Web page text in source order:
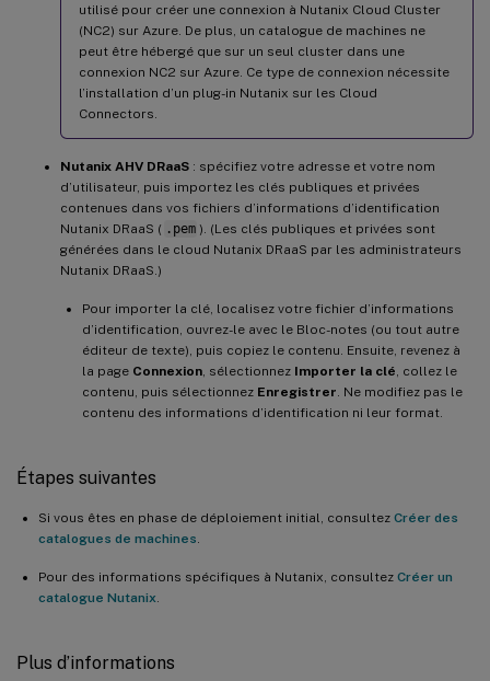
utilisé pour créer une connexion à Nutanix Cloud Cluster
(NC2) sur Azure. De plus, un catalogue de machines ne
peut être hébergé que sur un seul cluster dans une
connexion NC2 sur Azure. Ce type de connexion nécessite
l’installation d’un plug-in Nutanix sur les Cloud
Connectors.
Nutanix AHV DRaaS : spécifiez votre adresse et votre nom
d’utilisateur, puis importez les clés publiques et privées
contenues dans vos fichiers d’informations d’identification
Nutanix DRaaS ( .pem ). (Les clés publiques et privées sont
générées dans le cloud Nutanix DRaaS par les administrateurs
Nutanix DRaaS.)
Pour importer la clé, localisez votre fichier d’informations
d’identification, ouvrez-le avec le Bloc-notes (ou tout autre
éditeur de texte), puis copiez le contenu. Ensuite, revenez à
la page Connexion, sélectionnez Importer la clé, collez le
contenu, puis sélectionnez Enregistrer. Ne modifiez pas le
contenu des informations d’identification ni leur format.
Étapes suivantes
Si vous êtes en phase de déploiement initial, consultez Créer des
catalogues de machines.
Pour des informations spécifiques à Nutanix, consultez Créer un
catalogue Nutanix.
Plus d’informations